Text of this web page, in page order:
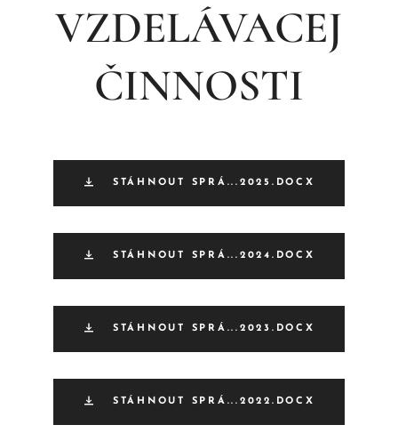
VZDELÁVACEJ
ČINNOSTI
STÁHNOUT SPRÁ...2025.DOCX
STÁHNOUT SPRÁ...2024.DOCX
STÁHNOUT SPRÁ...2023.DOCX
STÁHNOUT SPRÁ...2022.DOCX